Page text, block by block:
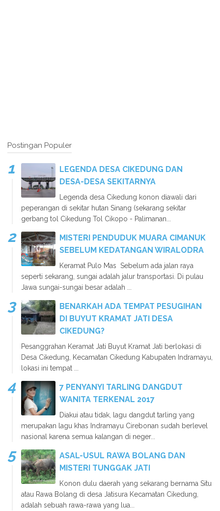
Postingan Populer
LEGENDA DESA CIKEDUNG DAN
DESA-DESA SEKITARNYA
Legenda desa Cikedung konon diawali dari
peperangan di sekitar hutan Sinang (sekarang sekitar
gerbang tol Cikedung Tol Cikopo - Palimanan...
MISTERI PENDUDUK MUARA CIMANUK
SEBELUM KEDATANGAN WIRALODRA
Keramat Pulo Mas Sebelum ada jalan raya
seperti sekarang, sungai adalah jalur transportasi. Di pulau
Jawa sungai-sungai besar adalah ...
BENARKAH ADA TEMPAT PESUGIHAN
DI BUYUT KRAMAT JATI DESA
CIKEDUNG?
Pesanggrahan Keramat Jati Buyut Kramat Jati berlokasi di
Desa Cikedung, Kecamatan Cikedung Kabupaten Indramayu,
lokasi ini tempat ...
7 PENYANYI TARLING DANGDUT
WANITA TERKENAL 2017
Diakui atau tidak, lagu dangdut tarling yang
merupakan lagu khas Indramayu Cirebonan sudah berlevel
nasional karena semua kalangan di neger...
ASAL-USUL RAWA BOLANG DAN
MISTERI TUNGGAK JATI
Konon dulu daerah yang sekarang bernama Situ
atau Rawa Bolang di desa Jatisura Kecamatan Cikedung,
adalah sebuah rawa-rawa yang lua...